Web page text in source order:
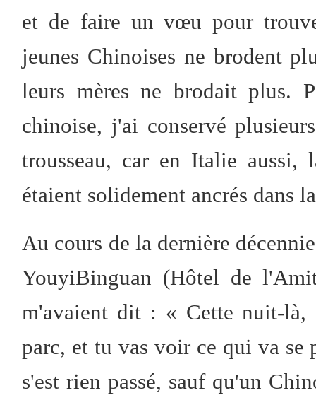
et de faire un vœu pour
jeunes Chinoises ne brodent
leurs mères ne brodait plus.
chinoise, j'ai conservé
trousseau, car en Italie aussi,
étaient solidement ancrés dans
Au cours de la dernière
YouyiBinguan (Hôtel de
m'avaient dit : « Cette nuit-
parc, et tu vas voir ce qui va se
s'est rien passé, sauf qu'un